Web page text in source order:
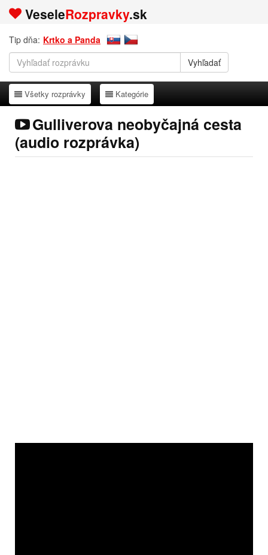
VeseleRozpravky.sk
Tip dňa: Krtko a Panda
Všetky rozprávky
Všetky rozprávky Kategórie
Kategórie
Gulliverova neobyčajná cesta
(audio rozprávka)